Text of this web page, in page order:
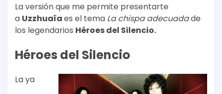
La versión que me permite presentarte
a Uzzhuaïaes el tema La chispa adecuadade
los legendarios Héroes del Silencio.
Héroes del Silencio
La ya